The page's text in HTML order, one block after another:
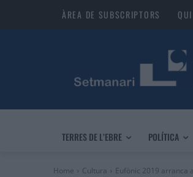
ÀREA DE SUBSCRIPTORS
TERRES DE L’EBRE POLÍTICA
Home Cultura Eufònic 2019 arranca